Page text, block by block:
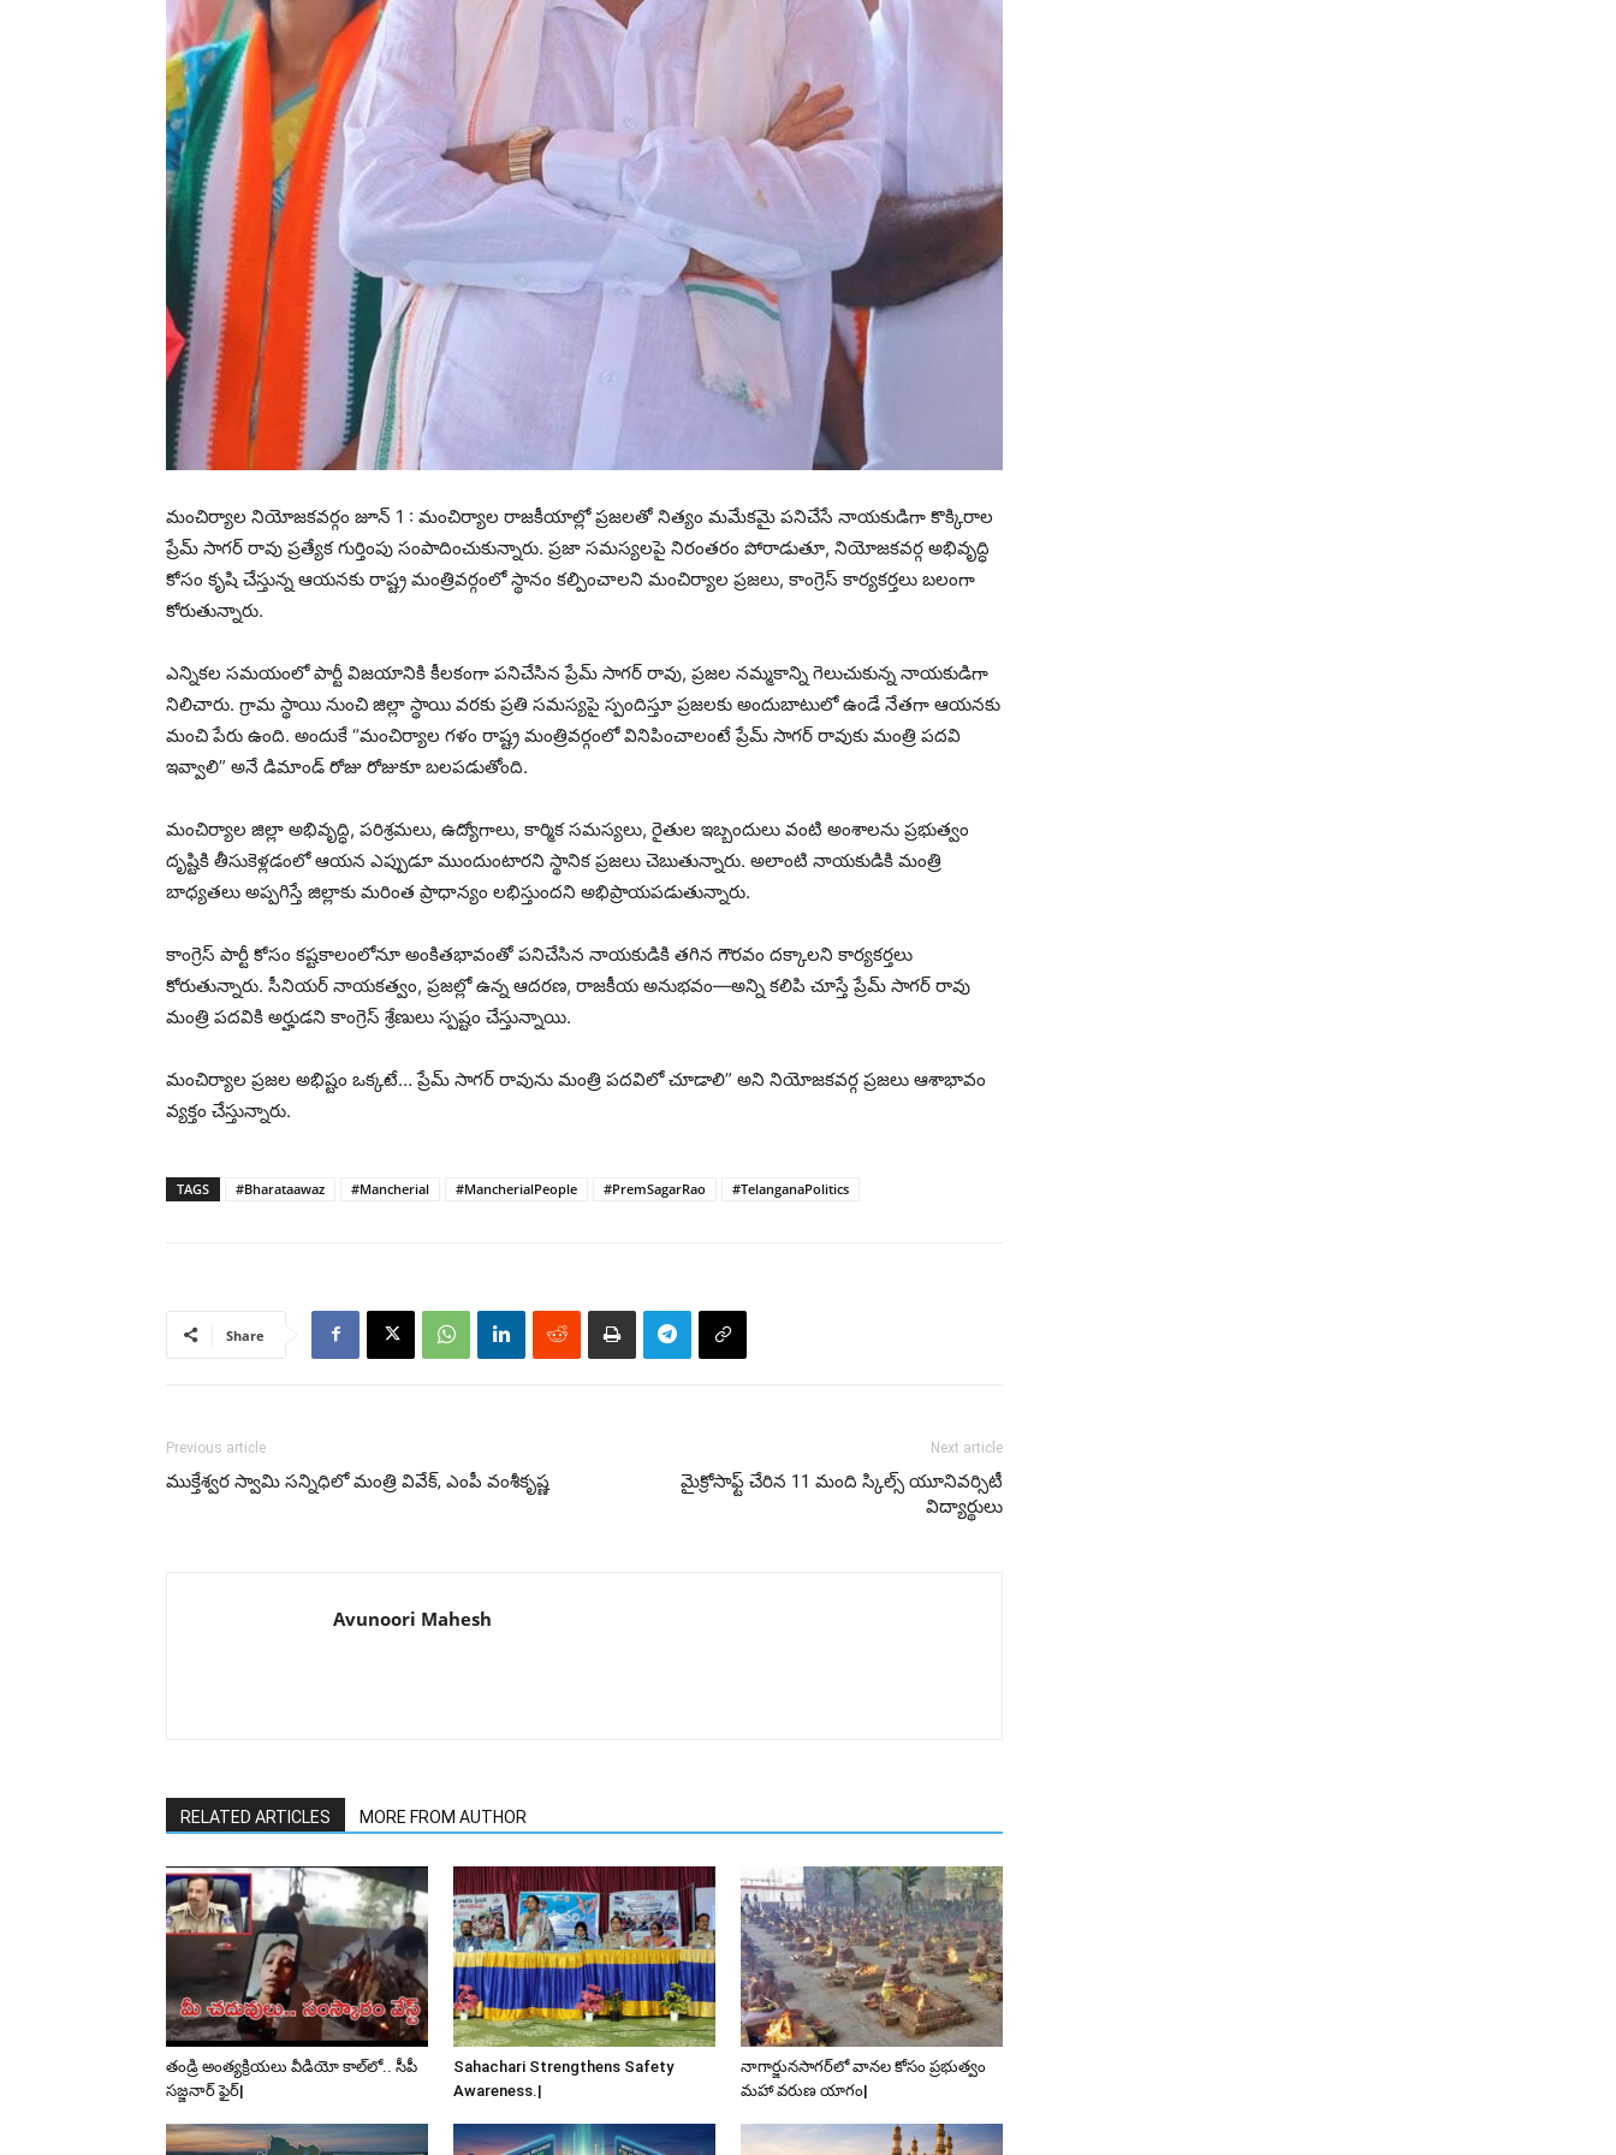
మంచిర్యాల నియోజకవర్గం జూన్ 1 : మంచిర్యాల రాజకీయాల్లో ప్రజలతో నిత్యం మమేకమై పనిచేసే నాయకుడిగా కొక్కిరాల
ప్రేమ్ సాగర్ రావు ప్రత్యేక గుర్తింపు సంపాదించుకున్నారు. ప్రజా సమస్యలపై నిరంతరం పోరాడుతూ, నియోజకవర్గ అభివృద్ధి
కోసం కృషి చేస్తున్న ఆయనకు రాష్ట్ర మంత్రివర్గంలో స్థానం కల్పించాలని మంచిర్యాల ప్రజలు, కాంగ్రెస్ కార్యకర్తలు బలంగా
కోరుతున్నారు.
ఎన్నికల సమయంలో పార్టీ విజయానికి కీలకంగా పనిచేసిన ప్రేమ్ సాగర్ రావు, ప్రజల నమ్మకాన్ని గెలుచుకున్న నాయకుడిగా
నిలిచారు. గ్రామ స్థాయి నుంచి జిల్లా స్థాయి వరకు ప్రతి సమస్యపై స్పందిస్తూ ప్రజలకు అందుబాటులో ఉండే నేతగా ఆయనకు
మంచి పేరు ఉంది. అందుకే “మంచిర్యాల గళం రాష్ట్ర మంత్రివర్గంలో వినిపించాలంటే ప్రేమ్ సాగర్ రావుకు మంత్రి పదవి
ఇవ్వాలి” అనే డిమాండ్ రోజు రోజుకూ బలపడుతోంది.
మంచిర్యాల జిల్లా అభివృద్ధి, పరిశ్రమలు, ఉద్యోగాలు, కార్మిక సమస్యలు, రైతుల ఇబ్బందులు వంటి అంశాలను ప్రభుత్వం
దృష్టికి తీసుకెళ్లడంలో ఆయన ఎప్పుడూ ముందుంటారని స్థానిక ప్రజలు చెబుతున్నారు. అలాంటి నాయకుడికి మంత్రి
బాధ్యతలు అప్పగిస్తే జిల్లాకు మరింత ప్రాధాన్యం లభిస్తుందని అభిప్రాయపడుతున్నారు.
కాంగ్రెస్ పార్టీ కోసం కష్టకాలంలోనూ అంకితభావంతో పనిచేసిన నాయకుడికి తగిన గౌరవం దక్కాలని కార్యకర్తలు
కోరుతున్నారు. సీనియర్ నాయకత్వం, ప్రజల్లో ఉన్న ఆదరణ, రాజకీయ అనుభవం—అన్ని కలిపి చూస్తే ప్రేమ్ సాగర్ రావు
మంత్రి పదవికి అర్హుడని కాంగ్రెస్ శ్రేణులు స్పష్టం చేస్తున్నాయి.
మంచిర్యాల ప్రజల అభిష్టం ఒక్కటే… ప్రేమ్ సాగర్ రావును మంత్రి పదవిలో చూడాలి” అని నియోజకవర్గ ప్రజలు ఆశాభావం
వ్యక్తం చేస్తున్నారు.
TAGS #Bharataawaz #Mancherial #MancherialPeople #PremSagarRao #TelanganaPolitics
Share
Previous article
ముక్తేశ్వర స్వామి సన్నిధిలో మంత్రి వివేక్, ఎంపీ వంశీకృష్ణ
Next article
మైక్రోసాఫ్ట్ చేరిన 11 మంది స్కిల్స్ యూనివర్సిటీ
విద్యార్థులు
Avunoori Mahesh
RELATED ARTICLES MORE FROM AUTHOR
తండ్రి అంత్యక్రియలు వీడియో కాల్‌లో.. సీపీ
సజ్జనార్ ఫైర్|
Sahachari Strengthens Safety
Awareness.|
నాగార్జునసాగర్‌లో వానల కోసం ప్రభుత్వం
మహా వరుణ యాగం|